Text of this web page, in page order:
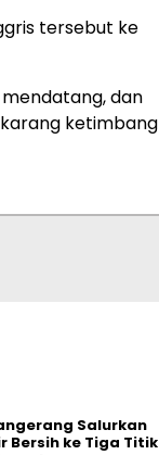
tersebut ke
dan
ketimbang
Salurkan
Bersih ke Tiga Titik